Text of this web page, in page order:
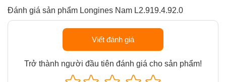
Đánh giá sản phẩm Longines Nam L2.919.4.92.0
Viết đánh giá
Trở thành người đầu tiên đánh giá cho sản phẩm!